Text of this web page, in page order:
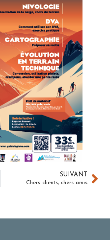
SUIVANT
Chers clients, chers amis